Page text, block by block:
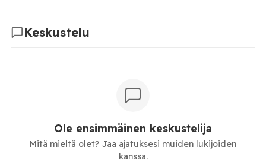
Keskustelu
Ole ensimmäinen keskustelija
Mitä mieltä olet? Jaa ajatuksesi muiden lukijoiden
kanssa.